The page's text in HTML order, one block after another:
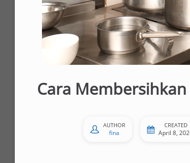
Cara
AUTHOR
fina
CREATED
April 8,